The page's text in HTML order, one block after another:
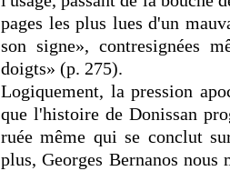
pages les plus lues d'un
son signe», contresignées
doigts» (p. 275).
Logiquement, la pression
que l'histoire de Donissan
ruée même qui se conclut
plus, Georges Bernanos